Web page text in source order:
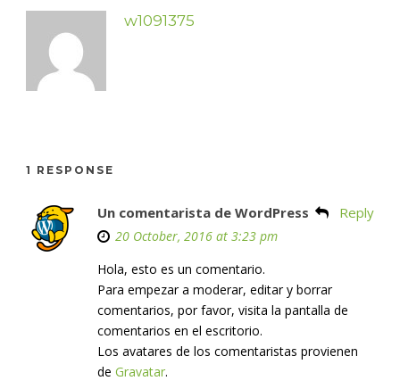
w1091375
1 RESPONSE
Un comentarista de WordPress
20 October, 2016 at 3:23 pm
Reply
Hola, esto es un comentario.
Para empezar a moderar, editar y borrar
comentarios, por favor, visita la pantalla de
comentarios en el escritorio.
Los avatares de los comentaristas provienen
de Gravatar.